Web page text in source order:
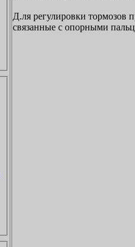
Д.ля регулировки тормозов
связанные с опорными